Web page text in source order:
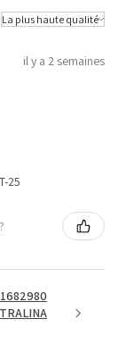
il y a 2 semaines
25